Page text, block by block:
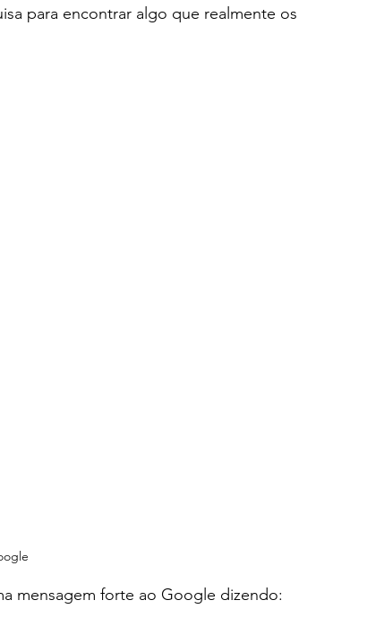
para encontrar algo que realmente os
mensagem forte ao Google dizendo: